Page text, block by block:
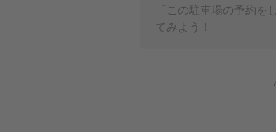
「この駐車場の予約を
てみよう！